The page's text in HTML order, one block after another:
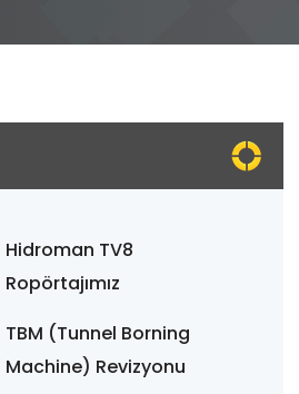
Hidroman TV8
Ropörtajımız
TBM (Tunnel Borning
Machine) Revizyonu